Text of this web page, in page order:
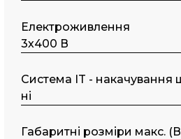
Електроживлення
3х400 В
Система IT - накачування
ні
Габаритні розміри макс.